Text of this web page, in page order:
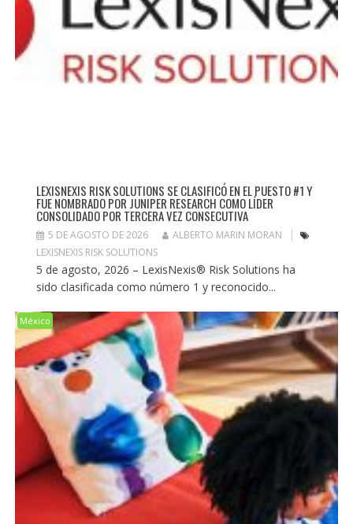
LEXISNEXIS RISK SOLUTIONS SE CLASIFICÓ EN EL PUESTO #1 Y
FUE NOMBRADO POR JUNIPER RESEARCH COMO LÍDER
CONSOLIDADO POR TERCERA VEZ CONSECUTIVA
5 DE AGOSTO DE 2026
ALBERTO MARIN MORAN
LEXISNEXIS RISK SOLUTIONS
5 de agosto, 2026 – LexisNexis® Risk Solutions ha
sido clasificada como número 1 y reconocido...
México